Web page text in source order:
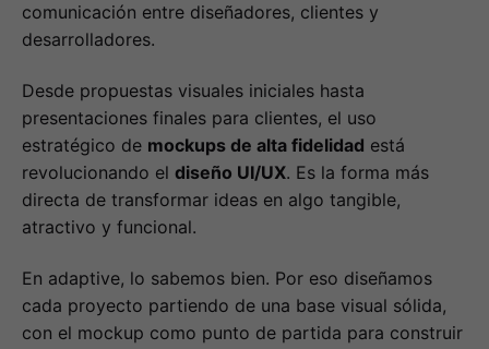
comunicación entre diseñadores, clientes y
desarrolladores.
Desde propuestas visuales iniciales hasta
presentaciones finales para clientes, el uso
estratégico de mockups de alta fidelidad está
revolucionando el diseño UI/UX. Es la forma más
directa de transformar ideas en algo tangible,
atractivo y funcional.
En adaptive, lo sabemos bien. Por eso diseñamos
cada proyecto partiendo de una base visual sólida,
con el mockup como punto de partida para construir